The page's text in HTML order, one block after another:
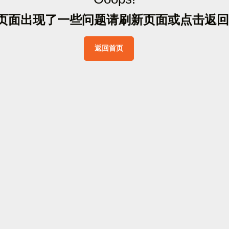
面出现了一些问题请刷新页面或点击返 回
返回首页